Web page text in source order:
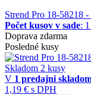
Strend Pro 18-58218 -
Počet kusov v sade: 1
Doprava zdarma
Posledné kusy
Skladom 2 kusy
V 1 predajni
1,19 € s DPH